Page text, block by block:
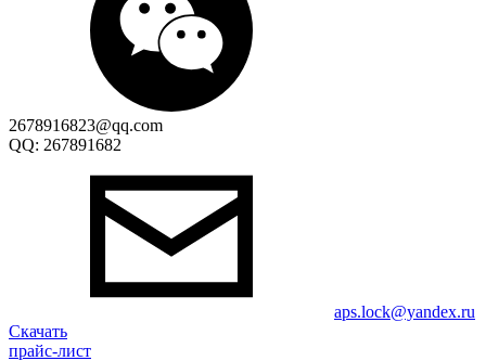
2678916823@qq.com
QQ: 267891682
aps.lock@yandex.ru
Скачать
прайс-лист